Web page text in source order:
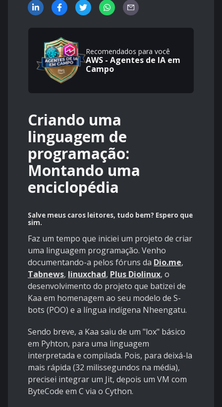
Recomendados para você
AWS - Agentes de IA em
Campo
Criando uma
linguagem de
programação:
Montando uma
enciclopédia
Salve meus caros leitores, tudo bem? Espero que
sim.
Faz um tempo que iniciei um projeto de criar
uma linguagem programação. Venho
documentando-a pelos fóruns da Dio.me,
Tabnews, linuxchad, Plus Diolinux, o
desenvolvimento do projeto que batizei de
Kaa em homenagem ao seu modelo de S-
bots (POO) e a língua indígena Nheengatu.
Sendo breve, a Kaa saiu de um "lox" básico
em Pyhton, para uma linguagem
interpretada e compilada. Pois, para deixá-la
mais rápida (32 milissegundos na média),
precisei integrar um Jit, depois um VM com
ByteCode em C via o Cython.